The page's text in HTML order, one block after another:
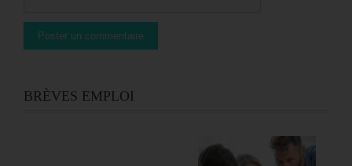
BRÈVES EMPLOI